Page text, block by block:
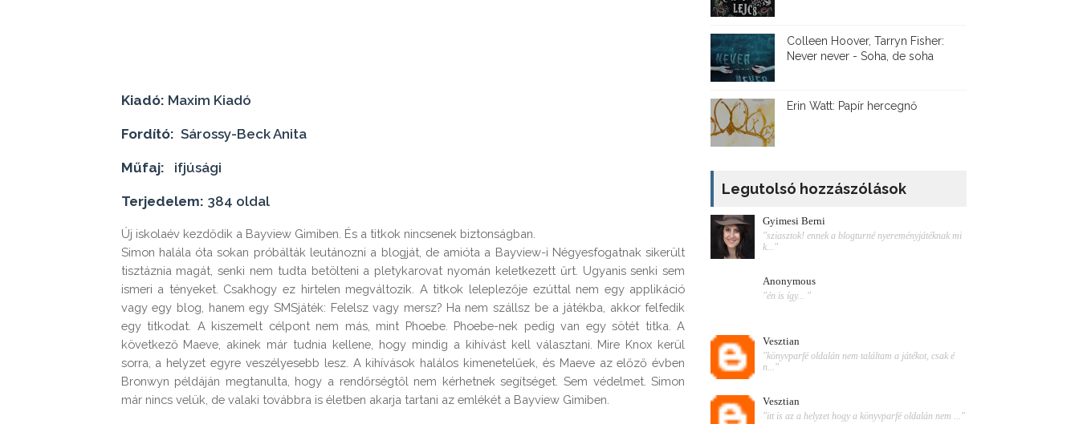
Kiadó: Maxim Kiadó
Fordító: Sárossy-Beck Anita
Műfaj: ifjúsági
Terjedelem: 384 oldal
Új iskolaév kezdődik a Bayview Gimiben. És a titkok nincsenek biztonságban.
Simon halála óta sokan próbálták leutánozni a blogját, de amióta a Bayview-i Négyesfogatnak sikerült
tisztáznia magát, senki nem tudta betölteni a pletykarovat nyomán keletkezett űrt. Ugyanis senki sem
ismeri a tényeket. Csakhogy ez hirtelen megváltozik. A titkok leleplezője ezúttal nem egy applikáció
vagy egy blog, hanem egy SMSjáték: Felelsz vagy mersz? Ha nem szállsz be a játékba, akkor felfedik
egy titkodat. A kiszemelt célpont nem más, mint Phoebe. Phoebe-nek pedig van egy sötét titka. A
következő Maeve, akinek már tudnia kellene, hogy mindig a kihívást kell választani. Mire Knox kerül
sorra, a helyzet egyre veszélyesebb lesz. A kihívások halálos kimenetelűek, és Maeve az előző évben
Bronwyn példáján megtanulta, hogy a rendőrségtől nem kérhetnek segítséget. Sem védelmet. Simon
már nincs velük, de valaki továbbra is életben akarja tartani az emlékét a Bayview Gimiben.
Colleen Hoover, Tarryn Fisher:
Never never - Soha, de soha
Erin Watt: Papír hercegnő
Legutolsó hozzászólások
Gyimesi Berni
"sziasztok! ennek a blogturné nyereményjátéknak mi
k..."
Anonymous
"én is így... "
Vesztian
"könyvparfé oldalán nem találtam a játékot, csak é
n..."
Vesztian
"itt is az a helyzet hogy a könyvparfé oldalán nem ..."